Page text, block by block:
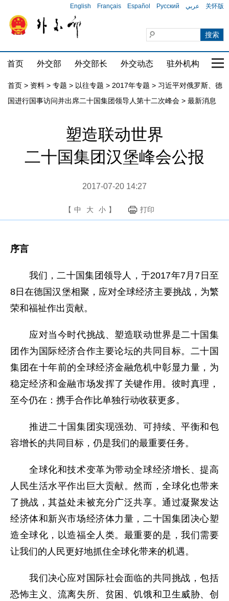
English Français Español Русский عربي 关怀版
首页 外交部 外交部长 外交动态 驻外机构 国
首页 > 资料 > 专题 > 以往专题 > 2017年专题 > 习近平对俄罗斯、德
国进行国事访问并出席二十国集团领导人第十二次峰会 > 最新消息
塑造联动世界
二十国集团汉堡峰会公报
2017-07-20 14:27
【 中 大 小 】 打印
序言
我们，二十国集团领导人，于2017年7月7日至
8日在德国汉堡相聚，应对全球经济主要挑战，为繁
荣和福祉作出贡献。
应对当今时代挑战、塑造联动世界是二十国集
团作为国际经济合作主要论坛的共同目标。二十国
集团在十年前的全球经济金融危机中彰显力量，为
稳定经济和金融市场发挥了关键作用。彼时真理，
至今仍在：携手合作比单独行动收获更多。
推进二十国集团实现强劲、可持续、平衡和包
容增长的共同目标，仍是我们的最重要任务。
全球化和技术变革为带动全球经济增长、提高
人民生活水平作出巨大贡献。然而，全球化也带来
了挑战，其益处未被充分广泛共享。通过凝聚发达
经济体和新兴市场经济体力量，二十国集团决心塑
造全球化，以造福全人类。最重要的是，我们需要
让我们的人民更好地抓住全球化带来的机遇。
我们决心应对国际社会面临的共同挑战，包括
恐怖主义、流离失所、贫困、饥饿和卫生威胁、创